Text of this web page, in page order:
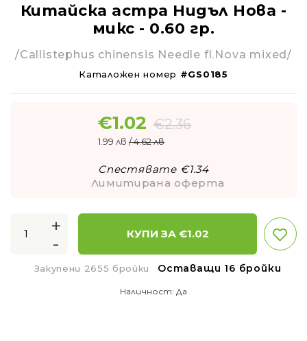
Китайска астра Нидъл Нова -
микс - 0.60 гр.
/Callistephus chinensis Needle fl.Nova mixed/
Каталожен номер #GS0185
€1.02 €2.36
1.99 лв / 4.62 лв
Спестявате €1.34
Лимитирана оферта
+
-
КУПИ ЗА €1.02
Закупени 2655 бройки Оставащи 16 бройки
Наличност: Да